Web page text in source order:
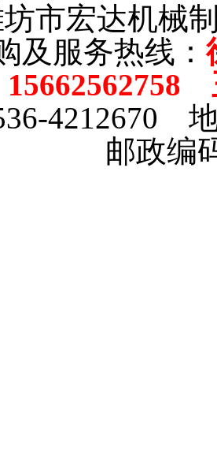
市宏达机械
及服务热线：
15662562758
4212670
邮政编